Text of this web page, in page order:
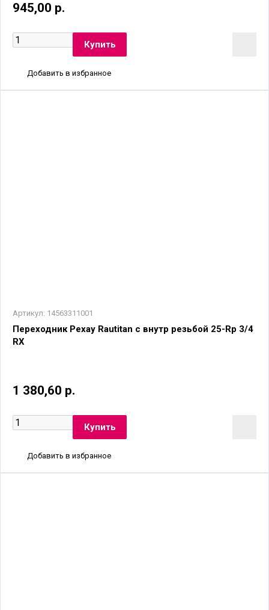
945,00 р.
Добавить в избранное
Артикул: 14563311001
Переходник Рехау Rautitan с внутр резьбой 25-Rp 3/4
RX
1 380,60 р.
Добавить в избранное